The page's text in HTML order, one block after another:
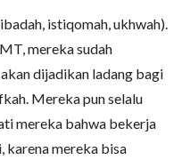
istiqomah, ukhwah).
mereka sudah
dijadikan ladang bagi
Mereka pun selalu
mereka bahwa bekerja
karena mereka bisa